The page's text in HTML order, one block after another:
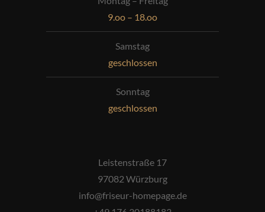
9.oo – 18.oo
Samstag
geschlossen
Sonntag
geschlossen
Leistenstraße 17
97082 Würzburg
info@friseur-homepage.de